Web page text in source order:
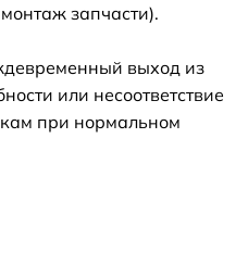
запчасти).
выход из
или несоответствие
при нормальном